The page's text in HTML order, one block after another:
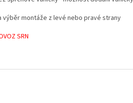
výběr montáže z levé nebo pravé strany
SRN